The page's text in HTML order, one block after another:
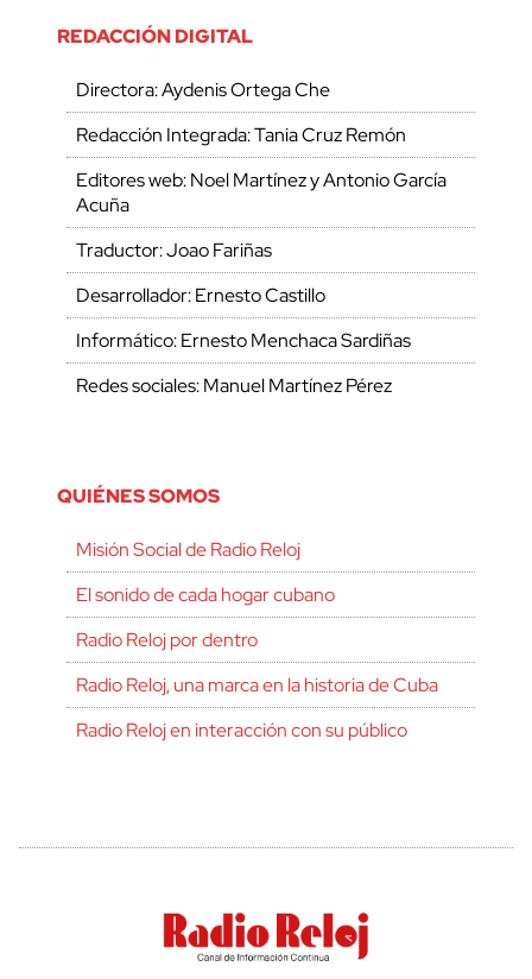
REDACCIÓN DIGITAL
Directora: Aydenis Ortega Che
Redacción Integrada: Tania Cruz Remón
Editores web: Noel Martínez y Antonio García
Acuña
Traductor: Joao Fariñas
Desarrollador: Ernesto Castillo
Informático: Ernesto Menchaca Sardiñas
Redes sociales: Manuel Martínez Pérez
QUIÉNES SOMOS
Misión Social de Radio Reloj
El sonido de cada hogar cubano
Radio Reloj por dentro
Radio Reloj, una marca en la historia de Cuba
Radio Reloj en interacción con su público